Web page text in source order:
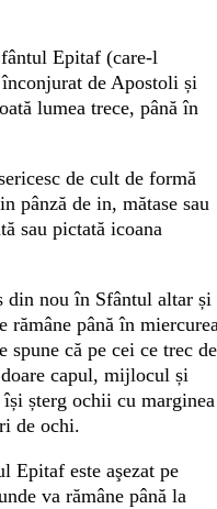
Epitaf (care-l
de Apostoli și
lumea trece, până în
de cult de formă
pânză de in, mătase sau
sau pictată icoana
din nou în Sfântul altar și
rămâne până în
că pe cei ce trec de
capul, mijlocul și
șterg ochii cu marginea
de ochi.
Epitaf este aşezat pe
va rămâne până la